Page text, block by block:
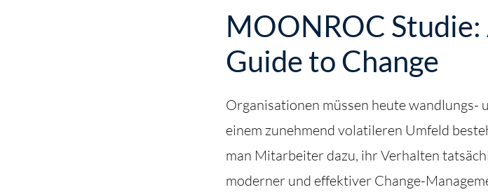
MOONROC
Guide to Change
Organisationen müssen heute wandlungs-
einem zunehmend volatileren Umfeld
man Mitarbeiter dazu, ihr Verhalten
moderner und effektiver Change-